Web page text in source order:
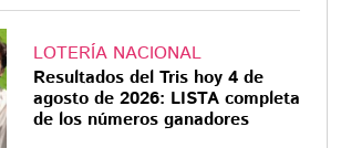
LOTERÍA NACIONAL
Resultados del Tris hoy 4 de
agosto de 2026: LISTA completa
de los números ganadores